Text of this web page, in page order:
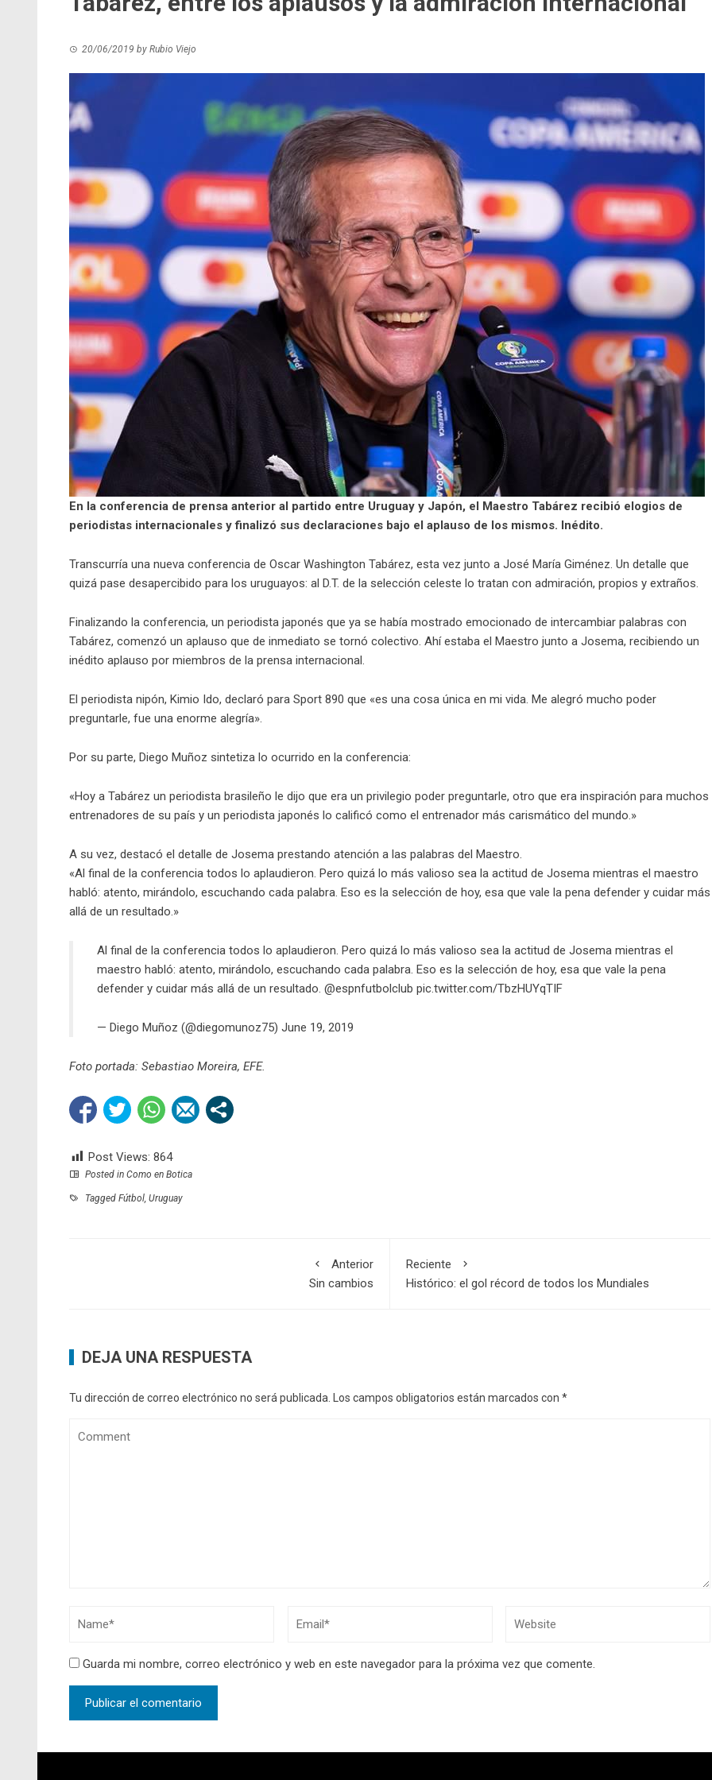
20/06/2019 by Rubio Viejo
En la conferencia de prensa anterior al partido entre Uruguay y Japón, el Maestro Tabárez recibió elogios de
periodistas internacionales y finalizó sus declaraciones bajo el aplauso de los mismos. Inédito.
Transcurría una nueva conferencia de Oscar Washington Tabárez, esta vez junto a José María Giménez. Un detalle que
quizá pase desapercibido para los uruguayos: al D.T. de la selección celeste lo tratan con admiración, propios y extraños.
Finalizando la conferencia, un periodista japonés que ya se había mostrado emocionado de intercambiar palabras con
Tabárez, comenzó un aplauso que de inmediato se tornó colectivo. Ahí estaba el Maestro junto a Josema, recibiendo un
inédito aplauso por miembros de la prensa internacional.
El periodista nipón, Kimio Ido, declaró para Sport 890 que «es una cosa única en mi vida. Me alegró mucho poder
preguntarle, fue una enorme alegría».
Por su parte, Diego Muñoz sintetiza lo ocurrido en la conferencia:
«Hoy a Tabárez un periodista brasileño le dijo que era un privilegio poder preguntarle, otro que era inspiración para muchos
entrenadores de su país y un periodista japonés lo calificó como el entrenador más carismático del mundo.»
A su vez, destacó el detalle de Josema prestando atención a las palabras del Maestro.
«Al final de la conferencia todos lo aplaudieron. Pero quizá lo más valioso sea la actitud de Josema mientras el maestro
habló: atento, mirándolo, escuchando cada palabra. Eso es la selección de hoy, esa que vale la pena defender y cuidar más
allá de un resultado.»
Al final de la conferencia todos lo aplaudieron. Pero quizá lo más valioso sea la actitud de Josema mientras el
maestro habló: atento, mirándolo, escuchando cada palabra. Eso es la selección de hoy, esa que vale la pena
defender y cuidar más allá de un resultado. @espnfutbolclub pic.twitter.com/TbzHUYqTIF
— Diego Muñoz (@diegomunoz75) June 19, 2019
Foto portada: Sebastiao Moreira, EFE.
Post Views: 864
Posted in Como en Botica
Tagged Fútbol, Uruguay
Anterior
Sin cambios
Reciente
Histórico: el gol récord de todos los Mundiales
DEJA UNA RESPUESTA
Tu dirección de correo electrónico no será publicada. Los campos obligatorios están marcados con *
Guarda mi nombre, correo electrónico y web en este navegador para la próxima vez que comente.